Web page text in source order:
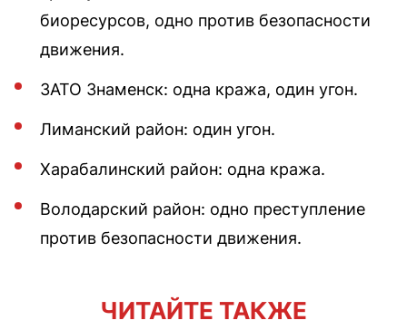
биоресурсов, одно против безопасности
движения.
ЗАТО Знаменск: одна кража, один угон.
Лиманский район: один угон.
Харабалинский район: одна кража.
Володарский район: одно преступление
против безопасности движения.
ЧИТАЙТЕ ТАКЖЕ